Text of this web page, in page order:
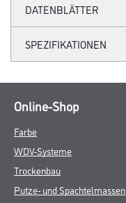
DATENBLÄTTER
SPEZIFIKATIONEN
Online-Shop
Farbe
WDV-Systeme
Trockenbau
Putze- und Spachtelmassen